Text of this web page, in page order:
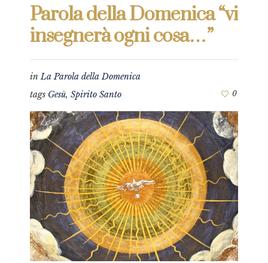
Parola della Domenica “vi
insegnerà ogni cosa…”
inLa Parola della Domenica
tags Gesù, Spirito Santo 0